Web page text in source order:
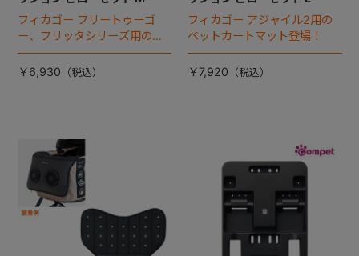
フィカゴー フリートゥーゴ
ー、フリッタシリーズ用のペ
ットカートマット登場！
￥6,930
フィカゴー アジャイル2用の
ペットカートマット登場！
￥7,920